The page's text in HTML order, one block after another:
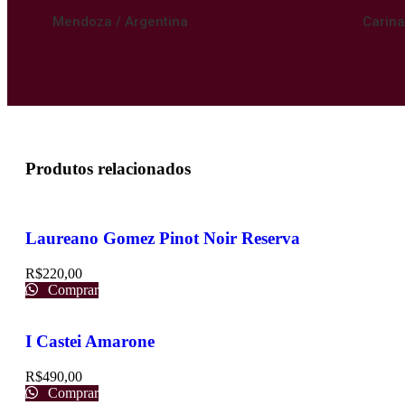
Mendoza / Argentina
Produtos relacionados
Laureano Gomez Pinot Noir Reserva
R$220,00
Comprar
I Castei Amarone
R$490,00
Comprar